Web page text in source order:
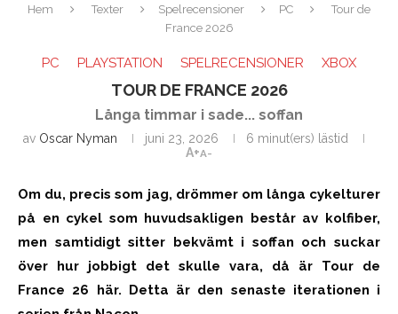
Hem Texter Spelrecensioner PC
Tour de
France 2026
PC PLAYSTATION SPELRECENSIONER XBOX
TOUR DE FRANCE 2026
Långa timmar i sade... soffan
av Oscar Nyman juni 23, 2026
6 minut(ers) lästid
A+A-
​Om du, precis som jag, drömmer om långa cykelturer
på en cykel som huvudsakligen består av kolfiber,
men samtidigt sitter bekvämt i soffan och suckar
över hur jobbigt det skulle vara, då är Tour de
France 26 här. Detta är den senaste iterationen i